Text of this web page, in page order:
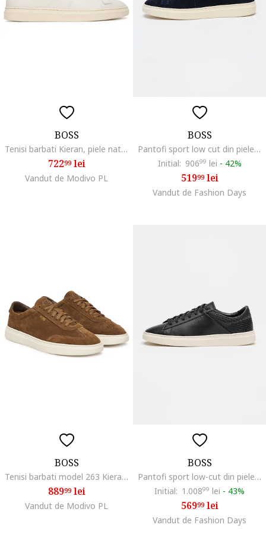
BOSS
Tenisi barbati Kieran, piele naturala, alb
72299lei
Vandut de Modivo PL
BOSS
Pantofi sport low cut din piele intoarsa cu logo discret Kieran, Bleumarin
Initial: 90699 lei - 42%
51999lei
Vandut de Fashion Days
BOSS
Tenisi barbati model 263 Kieran, piele naturala, culoare maro
88999lei
Vandut de Modivo PL
BOSS
Pantofi sport low-cut din piele cu detalii texturate, Negru
Initial: 1.00899 lei - 43%
56999lei
Vandut de Fashion Days